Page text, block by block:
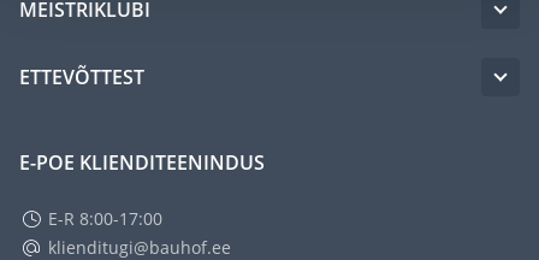
MEISTRIKLUBI
ETTEVÕTTEST
E-POE KLIENDITEENINDUS
E-R 8:00-17:00
klienditugi@bauhof.ee